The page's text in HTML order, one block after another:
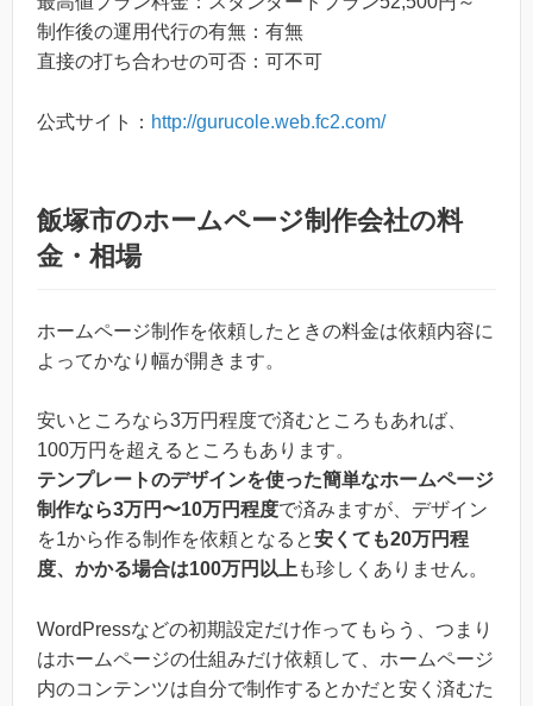
制作後の運用代行の有無：有無
直接の打ち合わせの可否：可不可
公式サイト： http://gurucole.web.fc2.com/
飯塚市のホームページ制作会社の料
金・相場
ホームページ制作を依頼したときの料金は依頼内容に
よってかなり幅が開きます。
安いところなら3万円程度で済むところもあれば、
100万円を超えるところもあります。
テンプレートのデザインを使った簡単なホームページ
制作なら3万円〜10万円程度で済みますが、デザイン
を1から作る制作を依頼となると安くても20万円程
度、かかる場合は100万円以上 も珍しくありません。
WordPressなどの初期設定だけ作ってもらう、つまり
はホームページの仕組みだけ依頼して、ホームページ
内のコンテンツは自分で制作するとかだと安く済むた